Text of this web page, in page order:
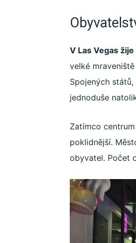
V Las Vegas
velké
Spojených
jednoduše
Zatímco
poklidnější.
obyvatel. Počet